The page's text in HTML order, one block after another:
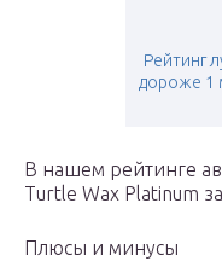
Рейтинг
дороже 1
В нашем рейтинге
Turtle Wax Platinum
Плюсы и минусы